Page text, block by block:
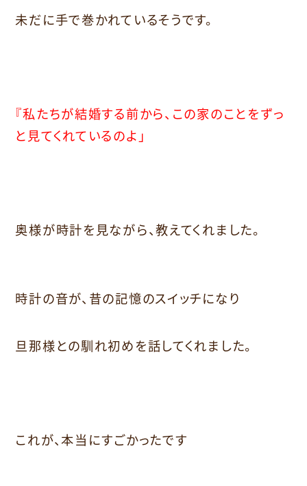
未だに手で巻かれているそうです。
『私たちが結婚する前から、この家のことをずっ
と見てくれているのよ」
奥様が時計を見ながら、教えてくれました。
時計の音が、昔の記憶のスイッチになり
旦那様との馴れ初めを話してくれました。
これが、本当にすごかったです